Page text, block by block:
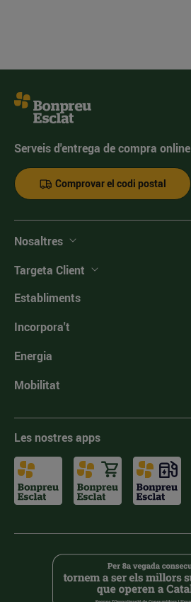
Serveis d'entrega de compra online
Comprovar el codi postal
Nosaltres
Targeta Client
Establiments
Incorpora't
Energia
Mobilitat
Les nostres apps